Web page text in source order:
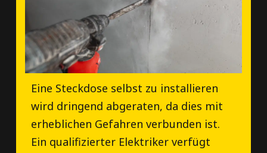
Eine Steckdose selbst zu installieren
wird dringend abgeraten, da dies mit
erheblichen Gefahren verbunden ist.
Ein qualifizierter Elektriker verfügt